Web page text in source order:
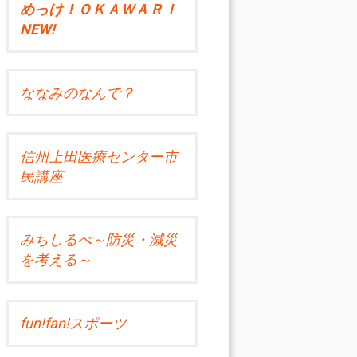
めっけ！ＯＫＡＷＡＲＩ
NEW!
ななみのなんで？
信州上田医療センター市
民講座
みちしるべ～防災・減災
を考える～
fun!fan!スポーツ